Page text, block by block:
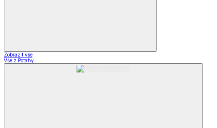
Zobrazit vše
Vše z Potahy